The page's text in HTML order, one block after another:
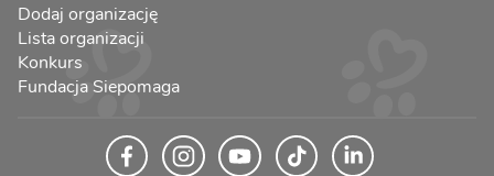
Dodaj organizację
Lista organizacji
Konkurs
Fundacja Siepomaga